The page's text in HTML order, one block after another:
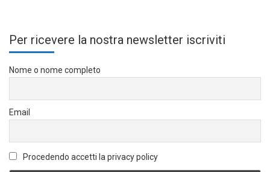
Per ricevere la nostra newsletter iscriviti
Nome o nome completo
Email
Procedendo accetti la privacy policy